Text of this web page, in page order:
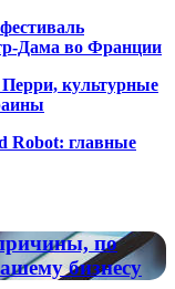
Дама во Франции
культурные
Robot: главные
по
бизнесу